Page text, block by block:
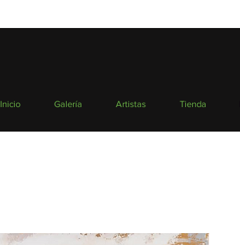
Inicio Galería Artistas Tienda